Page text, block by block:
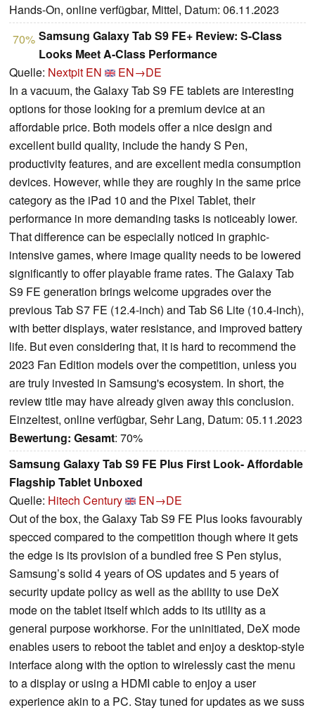
Hands-On, online verfügbar, Mittel, Datum: 06.11.2023
70% Samsung Galaxy Tab S9 FE+ Review: S-Class
Looks Meet A-Class Performance
Quelle: Nextpit EN
EN→DE
In a vacuum, the Galaxy Tab S9 FE tablets are interesting
options for those looking for a premium device at an
affordable price. Both models offer a nice design and
excellent build quality, include the handy S Pen,
productivity features, and are excellent media consumption
devices. However, while they are roughly in the same price
category as the iPad 10 and the Pixel Tablet, their
performance in more demanding tasks is noticeably lower.
That difference can be especially noticed in graphic-
intensive games, where image quality needs to be lowered
significantly to offer playable frame rates. The Galaxy Tab
S9 FE generation brings welcome upgrades over the
previous Tab S7 FE (12.4-inch) and Tab S6 Lite (10.4-inch),
with better displays, water resistance, and improved battery
life. But even considering that, it is hard to recommend the
2023 Fan Edition models over the competition, unless you
are truly invested in Samsung's ecosystem. In short, the
review title may have already given away this conclusion.
Einzeltest, online verfügbar, Sehr Lang, Datum: 05.11.2023
Bewertung: Gesamt: 70%
Samsung Galaxy Tab S9 FE Plus First Look- Affordable
Flagship Tablet Unboxed
Quelle: Hitech Century
EN→DE
Out of the box, the Galaxy Tab S9 FE Plus looks favourably
specced compared to the competition though where it gets
the edge is its provision of a bundled free S Pen stylus,
Samsung’s solid 4 years of OS updates and 5 years of
security update policy as well as the ability to use DeX
mode on the tablet itself which adds to its utility as a
general purpose workhorse. For the uninitiated, DeX mode
enables users to reboot the tablet and enjoy a desktop-style
interface along with the option to wirelessly cast the menu
to a display or using a HDMI cable to enjoy a user
experience akin to a PC. Stay tuned for updates as we suss